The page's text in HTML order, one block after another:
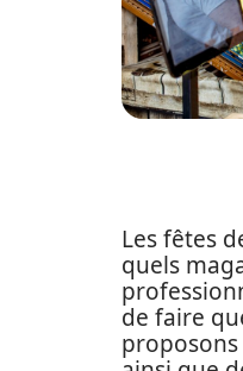
Les fêtes
quels
de faire